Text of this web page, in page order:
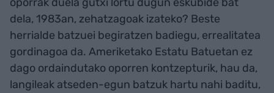
dela, 1983an, zehatzagoak izateko? Beste
herrialde batzuei begiratzen badiegu, errealitatea
gordinagoa da. Ameriketako Estatu Batuetan ez
dago ordaindutako oporren kontzepturik, hau da,
langileak atseden-egun batzuk hartu nahi baditu,